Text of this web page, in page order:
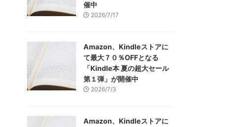
催中
2026/7/17
Amazon、Kindleストアに
て最大７０％OFFとなる
「Kindle本 夏の超大セール
第１弾」が開催中
2026/7/3
Amazon、Kindleストアに